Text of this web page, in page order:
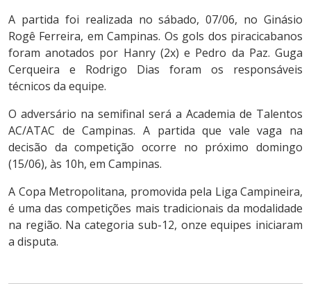
A partida foi realizada no sábado, 07/06, no Ginásio
Rogê Ferreira, em Campinas. Os gols dos piracicabanos
foram anotados por Hanry (2x) e Pedro da Paz. Guga
Cerqueira e Rodrigo Dias foram os responsáveis
técnicos da equipe.
O adversário na semifinal será a Academia de Talentos
AC/ATAC de Campinas. A partida que vale vaga na
decisão da competição ocorre no próximo domingo
(15/06), às 10h, em Campinas.
A Copa Metropolitana, promovida pela Liga Campineira,
é uma das competições mais tradicionais da modalidade
na região. Na categoria sub-12, onze equipes iniciaram
a disputa.